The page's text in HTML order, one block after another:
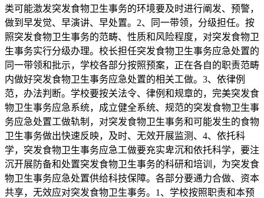
类可能激发突发食物卫生事务的环境要及时进行阐发、预警，
做到早发觉、早演讲、早处置。2、同一带领，分级担任。按
照突发食物卫生事务的范畴、性质和风险程度，对突发食物卫
生事务实行分级办理。校长担任突发食物卫生事务应急处置的
同一带领和批示，学校各部分按照预案，正在各自的职责范畴
内做好突发食物卫生事务应急处置的相关工做。3、依律例
范，办法判断。学校要按关法令、律例和规章的，完美突发食
物卫生事务应急系统，成立健全系统、规范的突发食物卫生事
务应急处置工做轨制，对突发食物卫生事务和可能发生的食物
卫生事务做出快速反映，及时、无效开展监测、4、依托科
学，突发食物卫生事务应急工做要充实卑沉和依托科学，要注
沉开展防备和处置突发食物卫生事务的科研和培训，为突发食
物卫生事务应急处置供给科技保障。各部分要通力合做、资本
共享，无效应对突发食物卫生事务。1、学校按照职责和本预